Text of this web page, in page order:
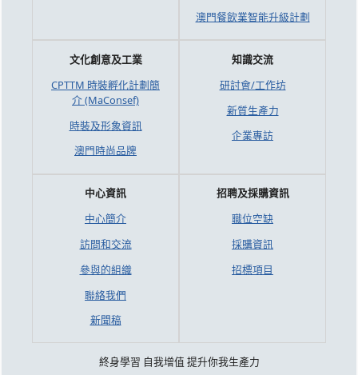
澳門餐飲業智能升級計劃
文化創意及工業
CPTTM 時裝孵化計劃簡
介 (MaConsef)
時裝及形象資訊
澳門時尚品牌
知識交流
研討會/工作坊
新質生產力
企業專訪
中心資訊
中心簡介
訪問和交流
參與的組織
聯絡我們
新聞稿
招聘及採購資訊
職位空缺
採購資訊
招標項目
終身學習 自我增值 提升你我生產力